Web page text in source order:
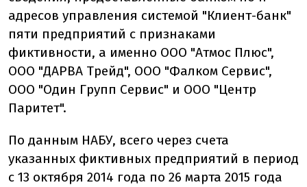
адресов управления системой "Клиент-банк"
пяти предприятий с признаками
фиктивности, а именно ООО "Атмос Плюс",
ООО "ДАРВА Трейд", ООО "Фалком Сервис",
ООО "Один Групп Сервис" и ООО "Центр
Паритет".
По данным НАБУ, всего через счета
указанных фиктивных предприятий в период
с 13 октября 2014 года по 26 марта 2015 года